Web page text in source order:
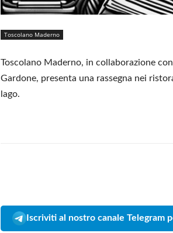
Toscolano Maderno
Toscolano Maderno, in collaborazione
Gardone, presenta una rassegna nei
lago.
Iscriviti al nostro canale Telegram